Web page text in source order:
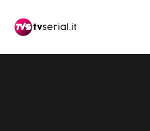
navigazione
contenuto
barra
primaria